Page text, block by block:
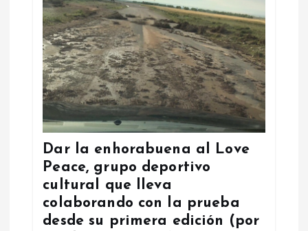
Dar la enhorabuena al Love
Peace, grupo deportivo
cultural que lleva
colaborando con la prueba
desde su primera edición (por